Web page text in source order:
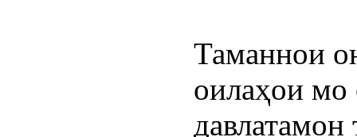
Таманнои
оилаҳои мо